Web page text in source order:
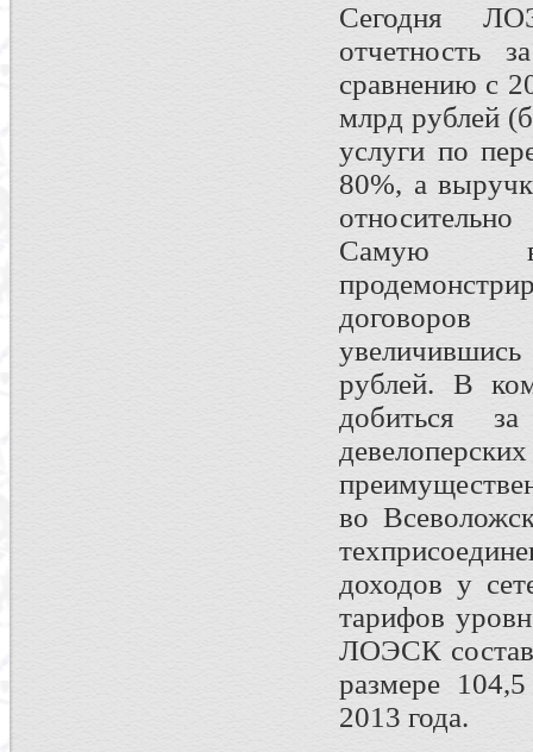
Сегодня
отчетность
сравнению с
млрд рублей
услуги по
80%, а
Самую
договоров
рублей. В
добиться
во
доходов у
тарифов
ЛОЭСК
размере
2013 года.